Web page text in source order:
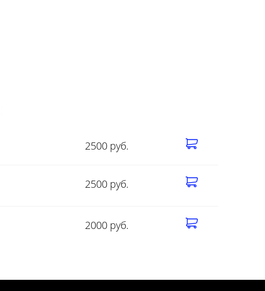
2500 руб.
2500 руб.
2000 руб.